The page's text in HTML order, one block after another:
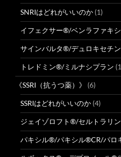
SNRIはどれがいいのか (1)
イフェクサー®/ベンラファキ
サインバルタ®/デュロキセチン
トレドミン®/ミルナシプラン
《SSRI（抗うつ薬）》 (6)
SSRIはどれがいいのか (4)
ジェイゾロフト®/セルトラリン
パキシル®/パキシル®CR/パロ